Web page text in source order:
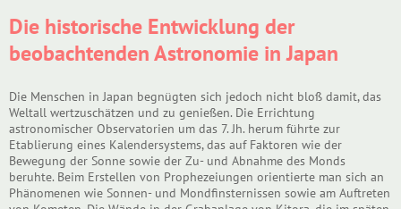
Die historische Entwicklung der
beobachtenden Astronomie in Japan
Die Menschen in Japan begnügten sich jedoch nicht bloß damit, das
Weltall wertzuschätzen und zu genießen. Die Errichtung
astronomischer Observatorien um das 7. Jh. herum führte zur
Etablierung eines Kalendersystems, das auf Faktoren wie der
Bewegung der Sonne sowie der Zu- und Abnahme des Monds
beruhte. Beim Erstellen von Prophezeiungen orientierte man sich an
Phänomenen wie Sonnen- und Mondfinsternissen sowie am Auftreten